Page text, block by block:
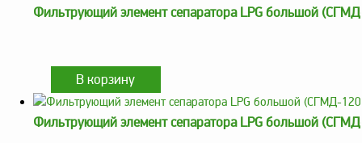
Погружные насосы к
Запасные части к ТРК
Электронное
оборудование
Фильтрующий элемент сепаратора LPG большой
Фильтрующий элемент сепаратора LPG большой